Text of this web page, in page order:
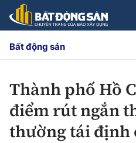
CHUYÊN MỤC
Chính sách
Bất động sản
Thành phố Hồ
điểm rút ngắn
thường tái định